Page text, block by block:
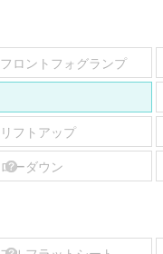
フロントフォグランプ
リフトアップ
ローダウン